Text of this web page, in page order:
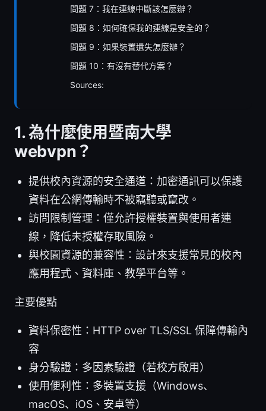
問題 7：我在連線中斷該怎麼辦？
問題 8：如何確保我的連線是安全的？
問題 9：如果裝置遺失怎麼辦？
問題 10：有沒有替代方案？
Sources:
1. 為什麼使用暨南大學
webvpn？
提供校內資源的安全通道：加密通訊可以保護
資料在公網傳輸時不被竊聽或竄改。
訪問限制管理：僅允許授權裝置與使用者連
線，降低未授權存取風險。
與校園資源的兼容性：設計來支援常見的校內
應用程式、資料庫、教學平台等。
主要優點
資料保密性：HTTP over TLS/SSL 保障傳輸內
容
身分驗證：多因素驗證（若校方啟用）
使用便利性：多裝置支援（Windows、
macOS、iOS、安卓等）